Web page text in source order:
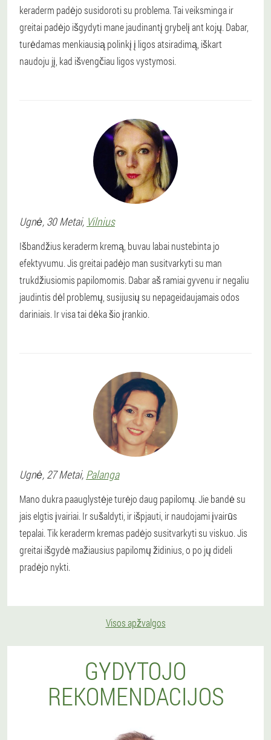
keraderm padėjo susidoroti su problema. Tai veiksminga ir
greitai padėjo išgydyti mane jaudinantį grybelį ant kojų. Dabar,
turėdamas menkiausią polinkį į ligos atsiradimą, iškart
naudoju jį, kad išvengčiau ligos vystymosi.
Ugnė, 30 Metai, Vilnius
Išbandžius keraderm kremą, buvau labai nustebinta jo
efektyvumu. Jis greitai padėjo man susitvarkyti su man
trukdžiusiomis papilomomis. Dabar aš ramiai gyvenu ir negaliu
jaudintis dėl problemų, susijusių su nepageidaujamais odos
dariniais. Ir visa tai dėka šio įrankio.
Ugnė, 27 Metai, Palanga
Mano dukra paauglystėje turėjo daug papilomų. Jie bandė su
jais elgtis įvairiai. Ir sušaldyti, ir išpjauti, ir naudojami įvairūs
tepalai. Tik keraderm kremas padėjo susitvarkyti su viskuo. Jis
greitai išgydė mažiausius papilomų židinius, o po jų dideli
pradėjo nykti.
Visos apžvalgos
GYDYTOJO
REKOMENDACIJOS